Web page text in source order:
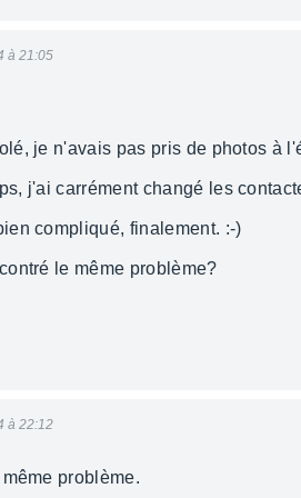
à 21:05
je n'avais pas pris de photos à
j'ai carrément changé les
compliqué, finalement. :-)
le même problème?
à 22:12
problème.